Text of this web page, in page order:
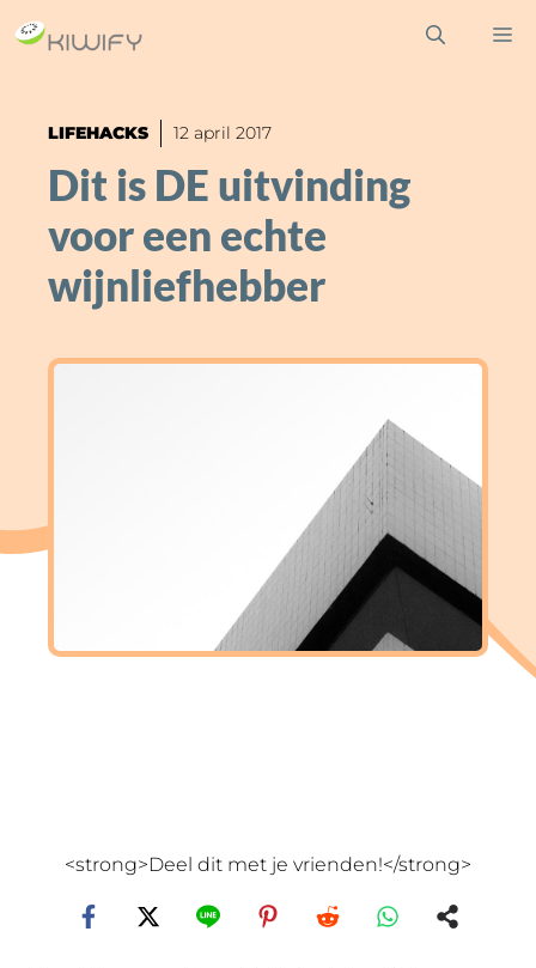
Ga
naar
inhoudLIFEHACKS 12 april 2017
Dit is DE uitvinding
voor een echte
wijnliefhebber
<strong>Deel dit met je vrienden!</strong>